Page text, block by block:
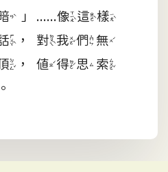
」......像這樣
，對我們無
，值得思索